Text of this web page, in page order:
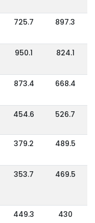
725.7 897.3
950.1 824.1
873.4 668.4
454.6 526.7
379.2 489.5
353.7 469.5
449.3 430